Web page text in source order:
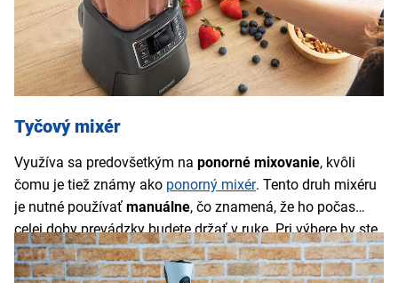
Tyčový mixér
Využíva sa predovšetkým na ponorné mixovanie, kvôli
čomu je tiež známy ako ponorný mixér. Tento druh mixéru
je nutné používať manuálne, čo znamená, že ho počas
celej doby prevádzky budete držať v ruke. Pri výbere by ste
sa teda mali okrem dôležitých technických parametrov
udávajúcich jeho výkonnosť zamerať aj na jehohmotnosť.